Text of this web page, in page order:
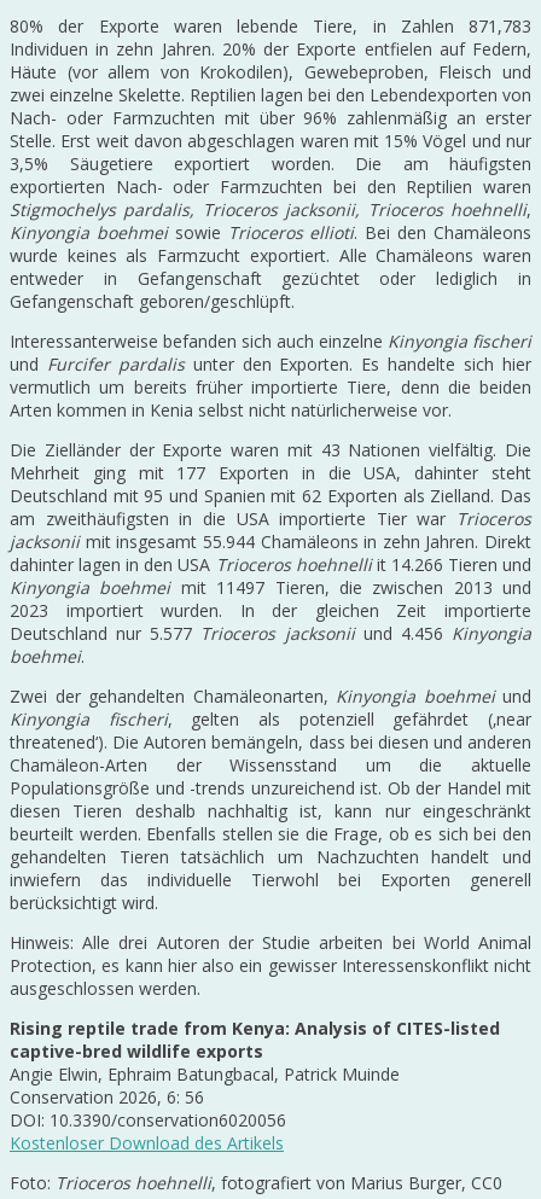
80% der Exporte waren lebende Tiere, in Zahlen 871,783
Individuen in zehn Jahren. 20% der Exporte entfielen auf Federn,
Häute (vor allem von Krokodilen), Gewebeproben, Fleisch und
zwei einzelne Skelette. Reptilien lagen bei den Lebendexporten von
Nach- oder Farmzuchten mit über 96% zahlenmäßig an erster
Stelle. Erst weit davon abgeschlagen waren mit 15% Vögel und nur
3,5% Säugetiere exportiert worden. Die am häufigsten
exportierten Nach- oder Farmzuchten bei den Reptilien waren
Stigmochelys pardalis, Trioceros jacksonii, Trioceros hoehnelli,
Kinyongia boehmeisowie Trioceros ellioti. Bei den Chamäleons
wurde keines als Farmzucht exportiert. Alle Chamäleons waren
entweder in Gefangenschaft gezüchtet oder lediglich in
Gefangenschaft geboren/geschlüpft.
Interessanterweise befanden sich auch einzelne Kinyongia fischeri
und Furcifer pardalisunter den Exporten. Es handelte sich hier
vermutlich um bereits früher importierte Tiere, denn die beiden
Arten kommen in Kenia selbst nicht natürlicherweise vor.
Die Zielländer der Exporte waren mit 43 Nationen vielfältig. Die
Mehrheit ging mit 177 Exporten in die USA, dahinter steht
Deutschland mit 95 und Spanien mit 62 Exporten als Zielland. Das
am zweithäufigsten in die USA importierte Tier war Trioceros
jacksoniimit insgesamt 55.944 Chamäleons in zehn Jahren. Direkt
dahinter lagen in den USA Trioceros hoehnelliit 14.266 Tieren und
Kinyongia boehmeimit 11497 Tieren, die zwischen 2013 und
2023 importiert wurden. In der gleichen Zeit importierte
Deutschland nur 5.577 Trioceros jacksonii und 4.456 Kinyongia
boehmei.
Zwei der gehandelten Chamäleonarten, Kinyongia boehmeiund
Kinyongia fischeri, gelten als potenziell gefährdet (‚near
threatened‘). Die Autoren bemängeln, dass bei diesen und anderen
Chamäleon-Arten der Wissensstand um die aktuelle
Populationsgröße und -trends unzureichend ist. Ob der Handel mit
diesen Tieren deshalb nachhaltig ist, kann nur eingeschränkt
beurteilt werden. Ebenfalls stellen sie die Frage, ob es sich bei den
gehandelten Tieren tatsächlich um Nachzuchten handelt und
inwiefern das individuelle Tierwohl bei Exporten generell
berücksichtigt wird.
Hinweis: Alle drei Autoren der Studie arbeiten bei World Animal
Protection, es kann hier also ein gewisser Interessenskonflikt nicht
ausgeschlossen werden.
Rising reptile trade from Kenya: Analysis of CITES-listed
captive-bred wildlife exports
Angie Elwin, Ephraim Batungbacal, Patrick Muinde
Conservation 2026, 6: 56
DOI: 10.3390/conservation6020056
Kostenloser Download des Artikels
Foto: Trioceros hoehnelli, fotografiert von Marius Burger, CC0